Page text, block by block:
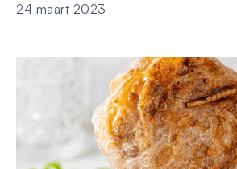
24 maart 2023